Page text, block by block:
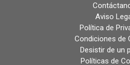
Aviso
Política de
Condiciones de
Desistir de un
Políticas de